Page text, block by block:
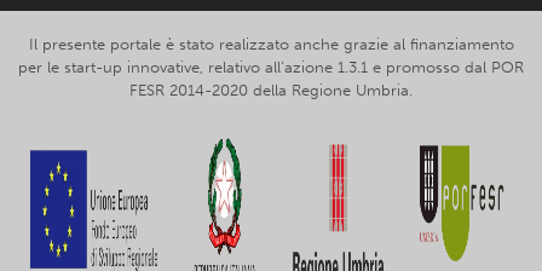
Il presente portale è stato realizzato anche grazie al finanziamento
per le start-up innovative, relativo all’azione 1.3.1 e promosso dal POR
FESR 2014-2020 della Regione Umbria.